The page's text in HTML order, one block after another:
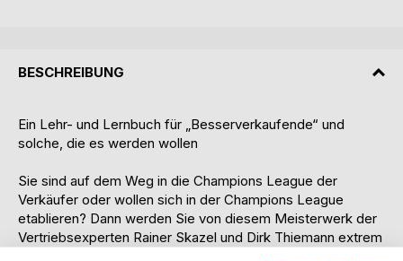
BESCHREIBUNG
Ein Lehr- und Lernbuch für „Besserverkaufende“ und
solche, die es werden wollen
Sie sind auf dem Weg in die Champions League der
Verkäufer oder wollen sich in der Champions League
etablieren? Dann werden Sie von diesem Meisterwerk der
Vertriebsexperten Rainer Skazel und Dirk Thiemann extrem